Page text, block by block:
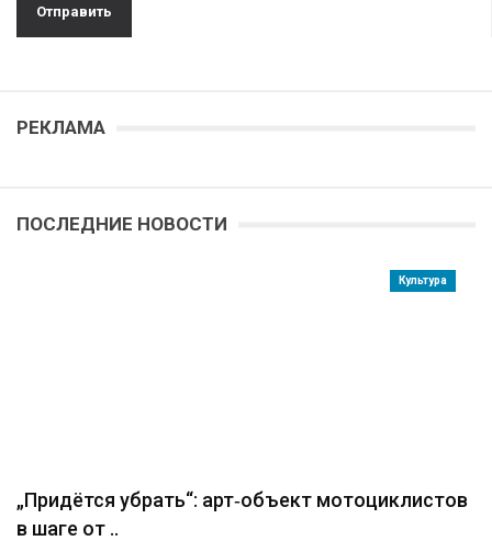
РЕКЛАМА
ПОСЛЕДНИЕ НОВОСТИ
Культура
„Придётся убрать“: арт‑объект мотоциклистов
в шаге от ..